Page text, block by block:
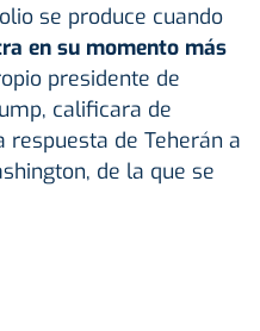
se produce cuando
en su momento más
presidente de
calificara de
de Teherán a
de la que se